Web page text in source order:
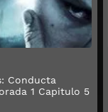
Conducta
1 Capitulo 5